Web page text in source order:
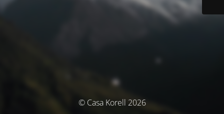
© Casa Korell 2026